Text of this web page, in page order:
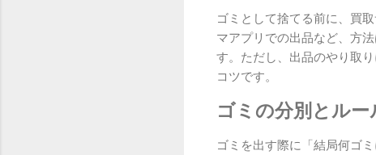
ゴミとして捨てる前に、買
マアプリでの出品など、方
す。ただし、出品のやり取
コツです。
ゴミの分別とル
ゴミを出す際に「結局何ゴ